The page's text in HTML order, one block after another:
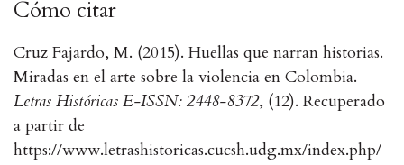
Cómo citar
Cruz Fajardo, M. (2015). Huellas que narran historias.
Miradas en el arte sobre la violencia en Colombia.
Letras Históricas E-ISSN: 2448-8372, (12). Recuperado
a partir de
https://www.letrashistoricas.cucsh.udg.mx/index.php/